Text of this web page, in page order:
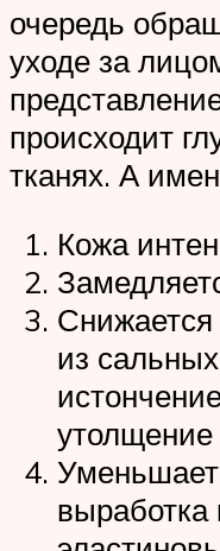
очередь
уходе за
происходит
тканях. А
Кожа
Снижается
из
утолщение
выработка